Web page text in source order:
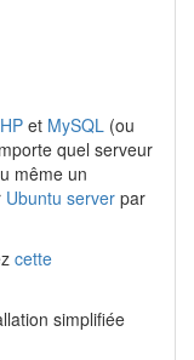
et MySQL (ou
quel serveur
même un
Ubuntu server par
cette
simplifiée